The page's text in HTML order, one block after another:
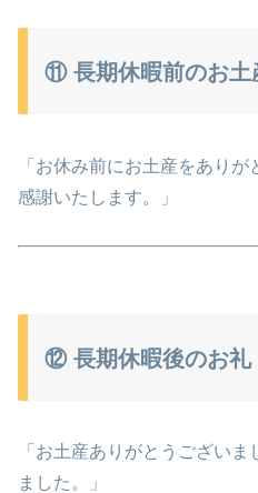
⑪ 長期休暇前のお土
「お休み前にお土産をあり
感謝いたします。」
⑫ 長期休暇後のお礼
「お土産ありがとうござい
ました。」